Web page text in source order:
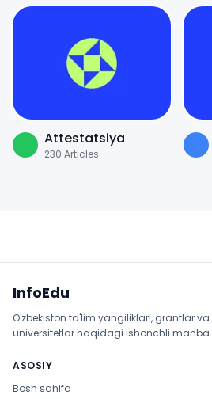
Attestatsiya
230 Articles
InfoEdu
O'zbekiston ta'lim yangiliklari, grantlar va
universitetlar haqidagi ishonchli manba.
ASOSIY
Bosh sahifa